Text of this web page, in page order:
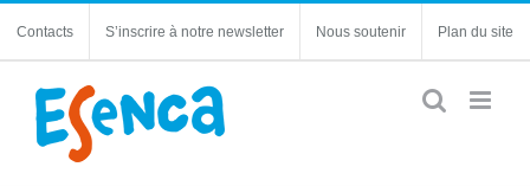
Contacts S’inscrire à notre newsletter Nous soutenir Plan du site